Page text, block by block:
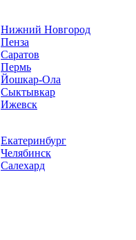
Нижний Новгород
Пенза
Саратов
Пермь
Йошкар-Ола
Сыктывкар
Ижевск
Екатеринбург
Челябинск
Салехард